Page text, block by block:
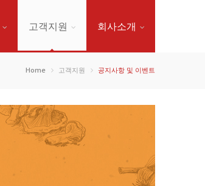
고객지원 회사소개
Home 고객지원 공지사항 및 이벤트